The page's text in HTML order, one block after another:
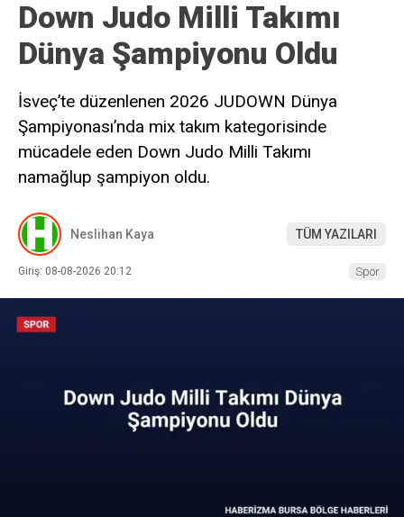
Down Judo Milli Takımı
Dünya Şampiyonu Oldu
İsveç’te düzenlenen 2026 JUDOWN Dünya
Şampiyonası’nda mix takım kategorisinde
mücadele eden Down Judo Milli Takımı
namağlup şampiyon oldu.
Neslihan Kaya TÜM YAZILARI
Giriş: 08-08-2026 20:12 Spor